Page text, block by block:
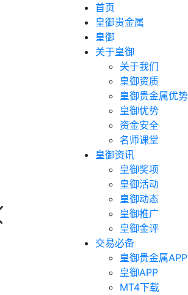
首页
皇御贵金属
皇御
关于皇御
关于我们
皇御资质
皇御贵金属优势
皇御优势
资金安全
名师课堂
皇御资讯
皇御奖项
皇御活动
皇御动态
皇御推广
皇御金评
交易必备
皇御贵金属APP
皇御APP
MT4下载